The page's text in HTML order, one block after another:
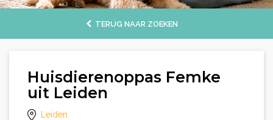
TERUG NAAR ZOEKEN
Huisdierenoppas Femke
uit Leiden
Leiden